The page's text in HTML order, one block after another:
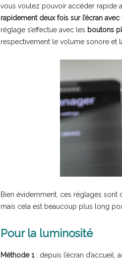
vous voulez pouvoir accéder rapide
rapidement deux fois sur l’écran
réglage s’effectue avec les boutons
respectivement le volume sonore et
Bien évidemment, ces réglages sont
mais cela est beaucoup plus long
Pour la luminosité
Méthode 1: depuis l’écran d’accueil,